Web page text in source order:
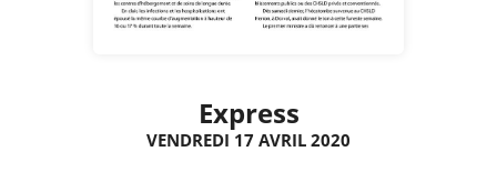
Express
VENDREDI 17 AVRIL 2020